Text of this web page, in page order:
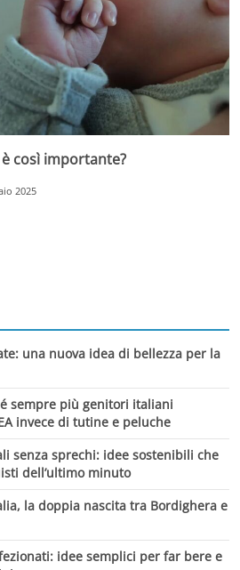
così importante?
2025
una nuova idea di bellezza per la
sempre più genitori italiani
invece di tutine e peluche
senza sprechi: idee sostenibili che
dell’ultimo minuto
la doppia nascita tra Bordighera e
idee semplici per far bere e